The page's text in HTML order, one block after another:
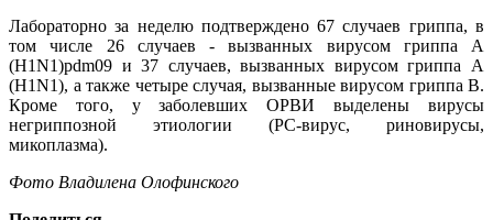
Лабораторно за неделю подтверждено 67 случаев гриппа, в
том числе 26 случаев - вызванных вирусом гриппа А
(H1N1)pdm09 и 37 случаев, вызванных вирусом гриппа А
(H1N1), а также четыре случая, вызванные вирусом гриппа В.
Кроме того, у заболевших ОРВИ выделены вирусы
негриппозной этиологии (РС-вирус, риновирусы,
микоплазма).
Фото Владилена Олофинского